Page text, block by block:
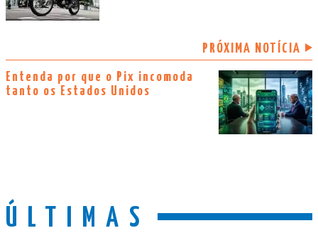
PRÓXIMA NOTÍCIA
Entenda por que o Pix incomoda
tanto os Estados Unidos
ÚLTIMAS